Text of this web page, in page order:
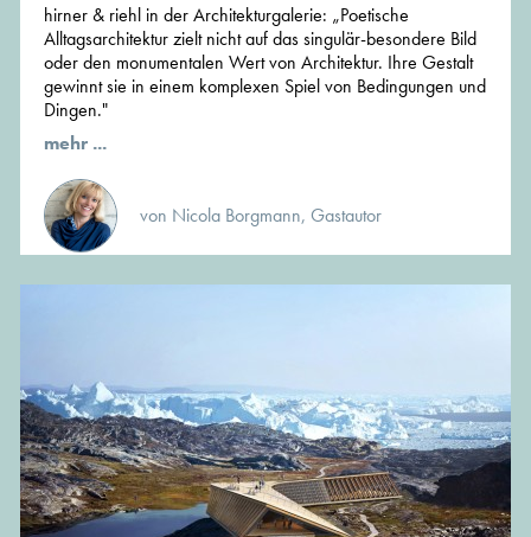
hirner & riehl in der Architekturgalerie: „Poetische
Alltagsarchitektur zielt nicht auf das singulär-besondere Bild
oder den monumentalen Wert von Architektur. Ihre Gestalt
gewinnt sie in einem komplexen Spiel von Bedingungen und
Dingen."
mehr ...
von Nicola Borgmann, Gastautor